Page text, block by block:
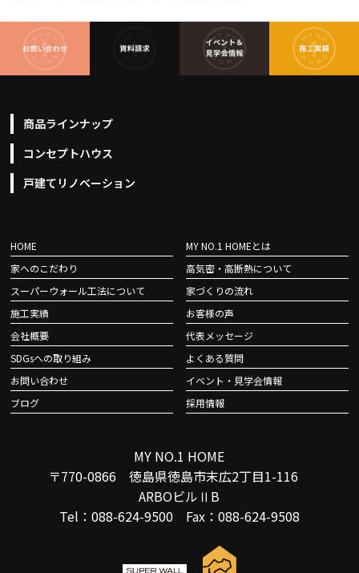
商品ラインナップ
コンセプトハウス
戸建てリノベーション
HOME
MY NO.1 HOMEとは
家へのこだわり
高気密・高断熱について
スーパーウォール工法について
家づくりの流れ
施工実績
お客様の声
会社概要
代表メッセージ
SDGsへの取り組み
よくある質問
お問い合わせ
イベント・見学会情報
ブログ
採用情報
MY NO.1 HOME
〒770-0866 徳島県徳島市末広2丁目1-116
ARBOビルⅡB
Tel：088-624-9500 Fax：088-624-9508